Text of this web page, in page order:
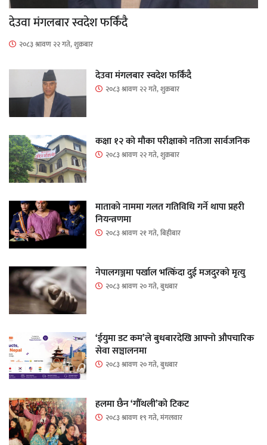
देउवा मंगलबार स्वदेश फर्किंदै
२०८३ श्रावण २२ गते, शुक्रबार
देउवा मंगलबार स्वदेश फर्किंदै
२०८३ श्रावण २२ गते, शुक्रबार
कक्षा १२ को मौका परीक्षाको नतिजा सार्वजनिक
२०८३ श्रावण २२ गते, शुक्रबार
माताकाे नाममा गलत गतिविधि गर्ने थापा प्रहरी
नियन्त्रणमा
२०८३ श्रावण २१ गते, बिहीबार
नेपालगञ्जमा पर्खाल भत्किँदा दुई मजदुरको मृत्यु
२०८३ श्रावण २० गते, बुधबार
‘ईयुमा डट कम’ले बुधबारदेखि आफ्नो औपचारिक
सेवा सञ्चालनमा
२०८३ श्रावण २० गते, बुधबार
हलमा छैन ‘गौँथली’को टिकट
२०८३ श्रावण १९ गते, मंगलवार